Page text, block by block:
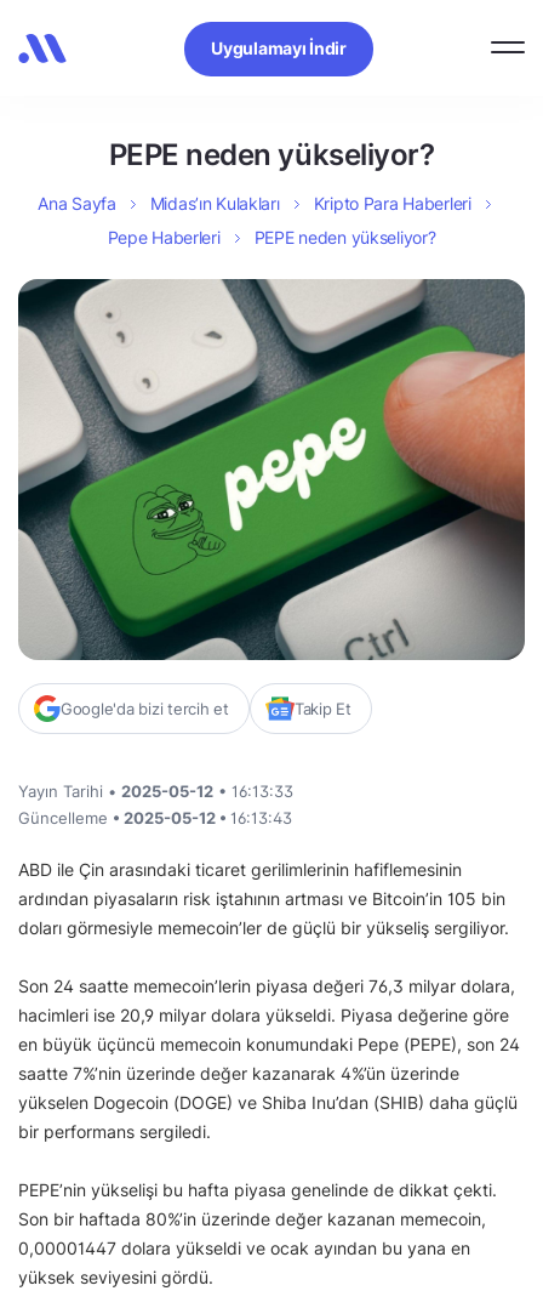
Uygulamayı İndir
PEPE neden yükseliyor?
Ana Sayfa Midas’ın Kulakları
Kripto Para Haberleri
Pepe Haberleri
PEPE neden yükseliyor?
Google'da bizi tercih et Takip Et
Yayın Tarihi • 2025-05-12 • 16:13:33
Güncelleme • 2025-05-12 • 16:13:43
ABD ile Çin arasındaki ticaret gerilimlerinin hafiflemesinin
ardından piyasaların risk iştahının artması ve Bitcoin’in 105 bin
doları görmesiyle memecoin’ler de güçlü bir yükseliş sergiliyor.
Son 24 saatte memecoin’lerin piyasa değeri 76,3 milyar dolara,
hacimleri ise 20,9 milyar dolara yükseldi. Piyasa değerine göre
en büyük üçüncü memecoin konumundaki Pepe (PEPE), son 24
saatte 7%’nin üzerinde değer kazanarak 4%’ün üzerinde
yükselen Dogecoin (DOGE) ve Shiba Inu’dan (SHIB) daha güçlü
bir performans sergiledi.
PEPE’nin yükselişi bu hafta piyasa genelinde de dikkat çekti.
Son bir haftada 80%’in üzerinde değer kazanan memecoin,
0,00001447 dolara yükseldi ve ocak ayından bu yana en
yüksek seviyesini gördü.